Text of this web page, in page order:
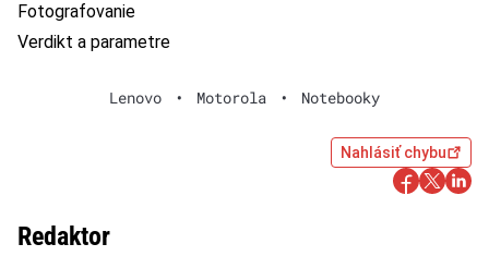
Fotografovanie
Verdikt a parametre
Lenovo • Motorola • Notebooky
Nahlásiť chybu
Redaktor